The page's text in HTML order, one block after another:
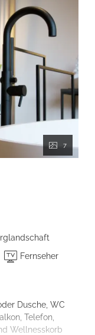
7
Fernseher
Dusche, WC
Telefon,
Wellnesskorb